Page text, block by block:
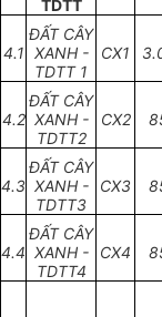
TDTT
4.1
ĐẤT CÂY
XANH-
TDTT 1
CX1
4.2
ĐẤT CÂY
XANH -
TDTT2
CX2
4.3
ĐẤT CÂY
XANH -
TDTT3
CX3
4.4
ĐẤT CÂY
XANH -
TDTT4
CX4